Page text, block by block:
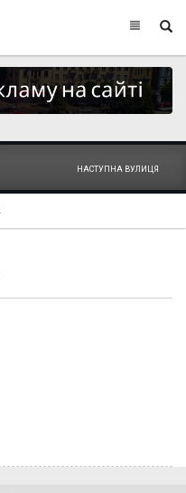
НАСТУПНА ВУЛИЦЯ